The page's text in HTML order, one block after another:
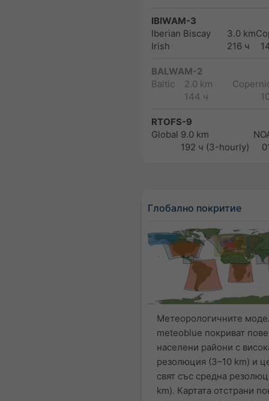
IBIWAM-3
Iberian Biscay
Irish
3.0 km
216 ч
BALWAM-2
Baltic
2.0 km
144 ч
RTOFS-9
Global 9.0 km
192 ч (3-hourly)
Глобално покритие
Метеорологичните
meteoblue покриват
населени райони с
резолюция (3–10 km) и
свят със средна
km). Картата отстрани